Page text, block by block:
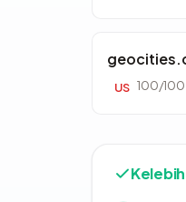
US 100/100